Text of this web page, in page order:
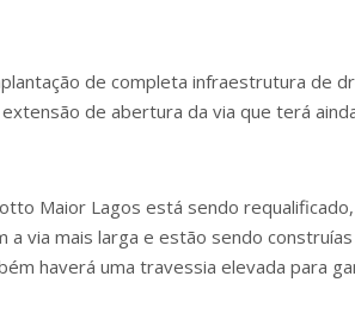
de completa infraestrutura de
de abertura da via que terá
Maior Lagos está sendo
via mais larga e estão sendo
haverá uma travessia elevada para